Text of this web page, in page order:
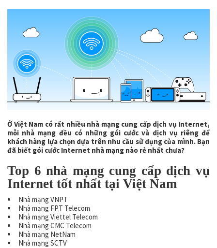
Ở Việt Nam có rất nhiều nhà mạng cung cấp dịch vụ Internet,
mỗi nhà mạng đều có những gói cước và dịch vụ riêng để
khách hàng lựa chọn dựa trên nhu cầu sử dụng của mình. Bạn
đã biết gói cước Internet nhà mạng nào rẻ nhất chưa?
Top 6 nhà mạng cung cấp dịch vụ
Internet tốt nhất tại Việt Nam
Nhà mạng VNPT
Nhà mạng FPT Telecom
Nhà mạng Viettel Telecom
Nhà mạng CMC Telecom
Nhà mạng NetNam
Nhà mạng SCTV